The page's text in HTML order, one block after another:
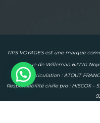
TIPS VOYAGES est une marque
: 18 rue de Willeman 62770
Immatriculation : ATOUT
Responsabilité civile pro : HISCOX -